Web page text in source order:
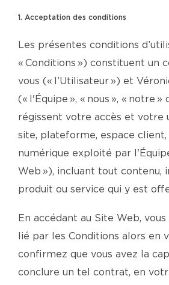
1. Acceptation des conditions
Les présentes conditions
« Conditions ») constituent un
vous (« l’Utilisateur ») et
(« l'Équipe », « nous », « notre »
régissent votre accès et votre
site, plateforme, espace client,
numérique exploité par
Web »), incluant tout contenu,
produit ou service qui y est
En accédant au Site Web,
lié par les Conditions alors en
confirmez que vous avez la
conclure un tel contrat, en